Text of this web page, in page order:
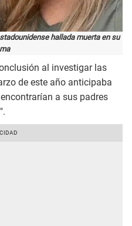
hallada muerta en su
al investigar las
de este año anticipaba
a sus padres